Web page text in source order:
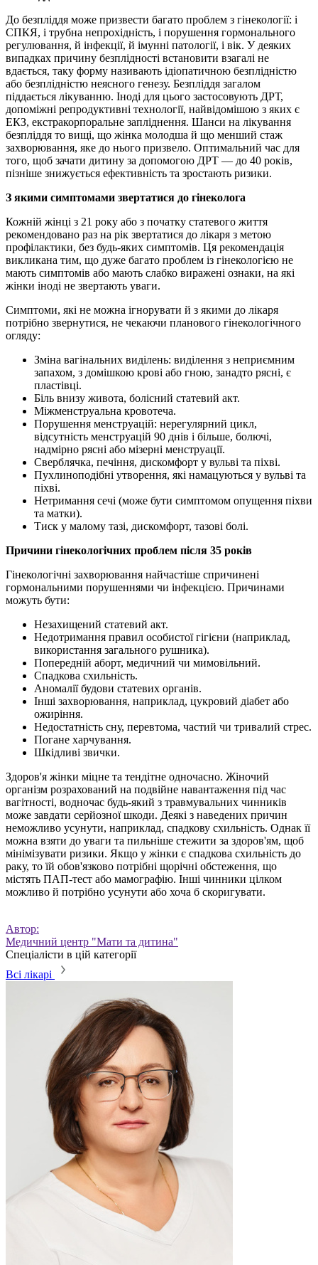
До безпліддя може призвести багато проблем з гінекології: і
СПКЯ, і трубна непрохідність, і порушення гормонального
регулювання, й інфекції, й імунні патології, і вік. У деяких
випадках причину безплідності встановити взагалі не
вдається, таку форму називають ідіопатичною безплідністю
або безплідністю неясного генезу. Безпліддя загалом
піддається лікуванню. Іноді для цього застосовують ДРТ,
допоміжні репродуктивні технології, найвідомішою з яких є
ЕКЗ, екстракорпоральне запліднення. Шанси на лікування
безпліддя то вищі, що жінка молодша й що менший стаж
захворювання, яке до нього призвело. Оптимальний час для
того, щоб зачати дитину за допомогою ДРТ — до 40 років,
пізніше знижується ефективність та зростають ризики.
З якими симптомами звертатися до гінеколога
Кожній жінці з 21 року або з початку статевого життя
рекомендовано раз на рік звертатися до лікаря з метою
профілактики, без будь-яких симптомів. Ця рекомендація
викликана тим, що дуже багато проблем із гінекологією не
мають симптомів або мають слабко виражені ознаки, на які
жінки іноді не звертають уваги.
Симптоми, які не можна ігнорувати й з якими до лікаря
потрібно звернутися, не чекаючи планового гінекологічного
огляду:
Зміна вагінальних виділень: виділення з неприємним
запахом, з домішкою крові або гною, занадто рясні, є
пластівці.
Біль внизу живота, болісний статевий акт.
Міжменструальна кровотеча.
Порушення менструацій: нерегулярний цикл,
відсутність менструацій 90 днів і більше, болючі,
надмірно рясні або мізерні менструації.
Сверблячка, печіння, дискомфорт у вульві та піхві.
Пухлиноподібні утворення, які намацуються у вульві та
піхві.
Нетримання сечі (може бути симптомом опущення піхви
та матки).
Тиск у малому тазі, дискомфорт, тазові болі.
Причини гінекологічних проблем після 35 років
Гінекологічні захворювання найчастіше спричинені
гормональними порушеннями чи інфекцією. Причинами
можуть бути:
Незахищений статевий акт.
Недотримання правил особистої гігієни (наприклад,
використання загального рушника).
Попередній аборт, медичний чи мимовільний.
Спадкова схильність.
Аномалії будови статевих органів.
Інші захворювання, наприклад, цукровий діабет або
ожиріння.
Недостатність сну, перевтома, частий чи тривалий стрес.
Погане харчування.
Шкідливі звички.
Здоров'я жінки міцне та тендітне одночасно. Жіночий
організм розрахований на подвійне навантаження під час
вагітності, водночас будь-який з травмувальних чинників
може завдати серйозної шкоди. Деякі з наведених причин
неможливо усунути, наприклад, спадкову схильність. Однак її
можна взяти до уваги та пильніше стежити за здоров'ям, щоб
мінімізувати ризики. Якщо у жінки є спадкова схильність до
раку, то їй обов'язково потрібні щорічні обстеження, що
містять ПАП-тест або мамографію. Інші чинники цілком
можливо й потрібно усунути або хоча б скоригувати.
Автор:
Медичний центр "Мати та дитина"
Спеціалісти в цій категорії
Всі лікарі